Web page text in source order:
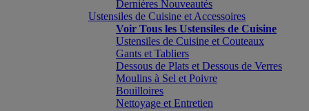
Dernières Nouveautés
Ustensiles de Cuisine et Accessoires
Voir Tous les Ustensiles de Cuisine
Ustensiles de Cuisine et Couteaux
Gants et Tabliers
Dessous de Plats et Dessous de Verres
Moulins à Sel et Poivre
Bouilloires
Nettoyage et Entretien